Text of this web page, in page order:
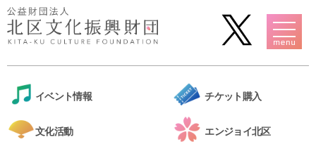
イベント情報 チケット購入
文化活動 エンジョイ北区